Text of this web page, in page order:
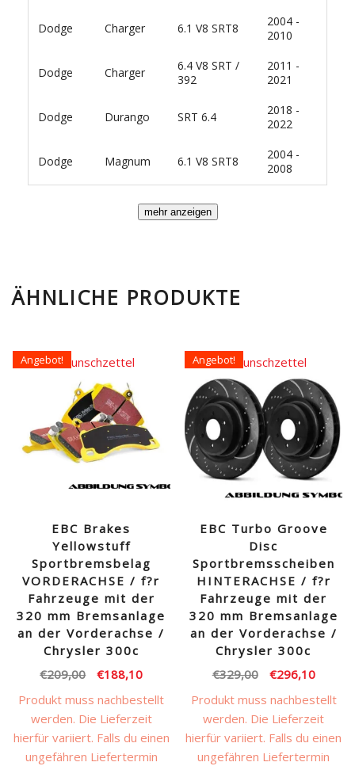
Dodge Charger 6.1 V8 SRT8
2004 -
2010
Dodge Charger
6.4 V8 SRT /
392
2011 -
2021
Dodge Durango SRT 6.4
2018 -
2022
Dodge Magnum 6.1 V8 SRT8
2004 -
2008
ÄHNLICHE PRODUKTE
Angebot!
EBC Brakes
Yellowstuff
Sportbremsbelag
VORDERACHSE / f?r
Fahrzeuge mit der
320 mm Bremsanlage
an der Vorderachse /
Chrysler 300c
€209,00
Ursprünglicher
Preis
war:
€209,00
€188,10Aktueller
Preis
ist:
€188,10.
Produkt muss nachbestellt
werden. Die Lieferzeit
hierfür variiert. Falls du einen
ungefähren Liefertermin
Auf den Wunschzettel Angebot!
EBC Turbo Groove
Disc
Sportbremsscheiben
HINTERACHSE / f?r
Fahrzeuge mit der
320 mm Bremsanlage
an der Vorderachse /
Chrysler 300c
€329,00
Ursprünglicher
Preis
war:
€329,00
€296,10
Preis
ist:
Produkt muss nachbestellt
werden. Die Lieferzeit
hierfür variiert. Falls du einen
ungefähren Liefertermin
Auf den Wunschzettel